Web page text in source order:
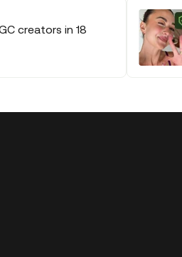
creators in 18